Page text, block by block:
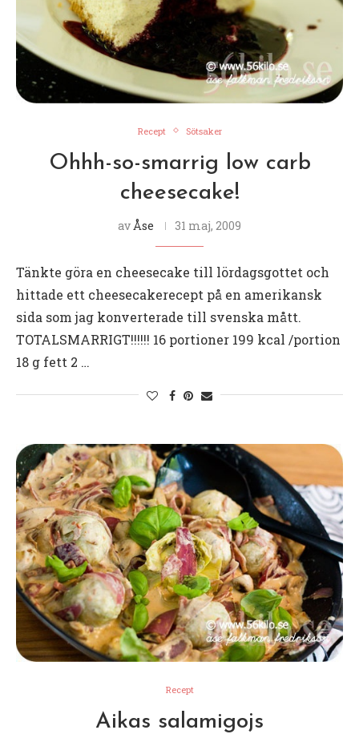
Recept Sötsaker
Ohhh-so-smarrig low carb
cheesecake!
av Åse 31 maj, 2009
Tänkte göra en cheesecake till lördagsgottet och
hittade ett cheesecakerecept på en amerikansk
sida som jag konverterade till svenska mått.
TOTALSMARRIGT!!!!!! 16 portioner 199 kcal /portion
18 g fett 2 …
Recept
Aikas salamigojs